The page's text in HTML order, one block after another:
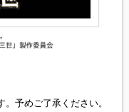
予めご了承ください。